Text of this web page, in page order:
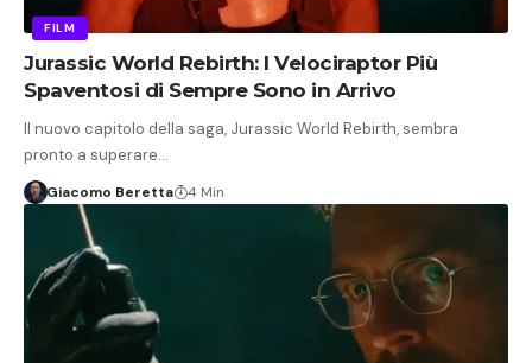
FILM
Jurassic World Rebirth: I Velociraptor Più
Spaventosi di Sempre Sono in Arrivo
Il nuovo capitolo della saga, Jurassic World Rebirth, sembra
pronto a superare…
Giacomo Beretta 4 Min